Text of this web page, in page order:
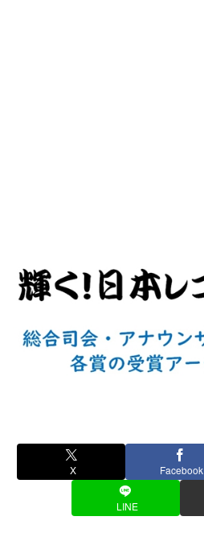
X Facebook
LINE